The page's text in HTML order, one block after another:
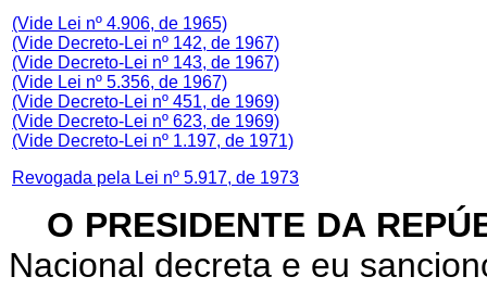
(Vide Lei nº 4.906, de 1965)
(Vide Decreto-Lei nº 142, de 1967)
(Vide Decreto-Lei nº 143, de 1967)
(Vide Lei nº 5.356, de 1967)
(Vide Decreto-Lei nº 451, de 1969)
(Vide Decreto-Lei nº 623, de 1969)
(Vide Decreto-Lei nº 1.197, de 1971)
Revogada pela Lei nº 5.917, de 1973
O PRESIDENTE DA
Nacional decreta e eu